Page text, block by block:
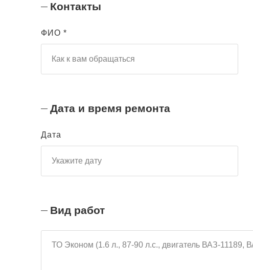
Контакты
ФИО *
Дата и время ремонта
Дата
Вид работ